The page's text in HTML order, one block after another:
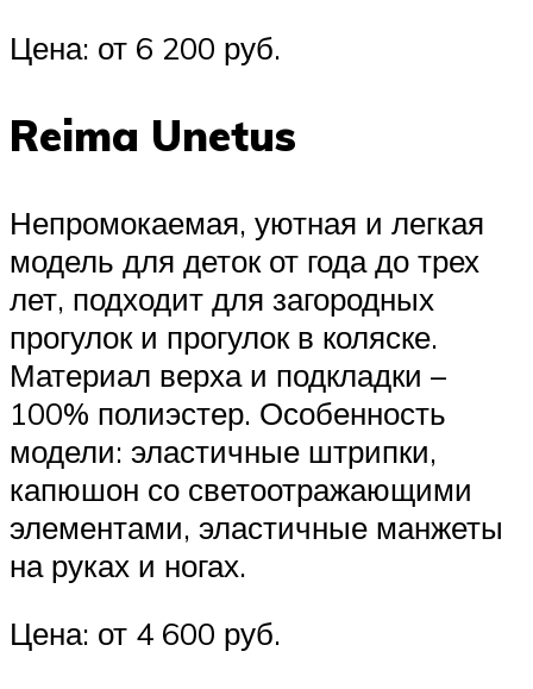
Цена: от 6 200 руб.
Reima Unetus
Непромокаемая, уютная и легкая
модель для деток от года до трех
лет, подходит для загородных
прогулок и прогулок в коляске.
Материал верха и подкладки –
100% полиэстер. Особенность
модели: эластичные штрипки,
капюшон со светоотражающими
элементами, эластичные манжеты
на руках и ногах.
Цена: от 4 600 руб.